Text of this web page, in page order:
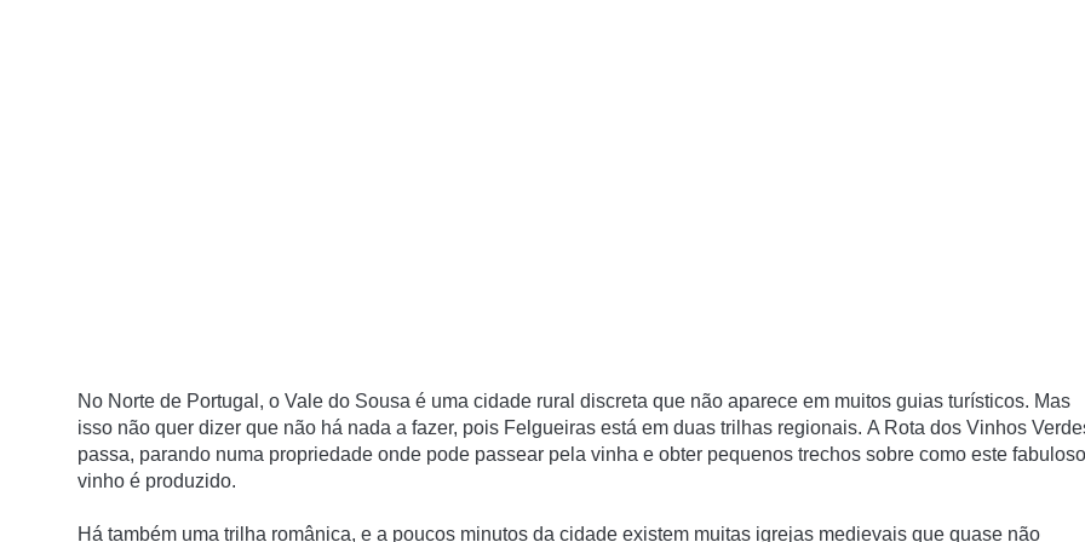
No Norte de Portugal, o Vale do Sousa é uma cidade rural discreta que não aparece em muitos guias turísticos. Mas
isso não quer dizer que não há nada a fazer, pois Felgueiras está em duas trilhas regionais. A Rota dos Vinhos
passa, parando numa propriedade onde pode passear pela vinha e obter pequenos trechos sobre como este fabuloso
vinho é produzido.
Há também uma trilha românica, e a poucos minutos da cidade existem muitas igrejas medievais que quase não